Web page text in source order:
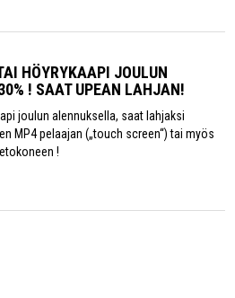
HÖYRYKAAPI JOULUN
! SAAT UPEAN LAHJAN!
joulun alennuksella, saat lahjaksi
MP4 pelaajan („touch screen“) tai myös
!